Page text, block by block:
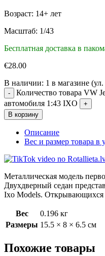
Возраст: 14+ лет
Масштаб: 1/43
Бесплатная доставка в
€28.00
В наличии: 1 в магазине
Количество товара VW
автомобиля 1:43 IXO
В корзину
Описание
Вес и размер товара в
Металлическая модель
Двухдверный седан
Ixo Models. Открывающихся
Вес
0.196 кг
Размеры 15.5 × 8 × 6.5 см
Похожие товары